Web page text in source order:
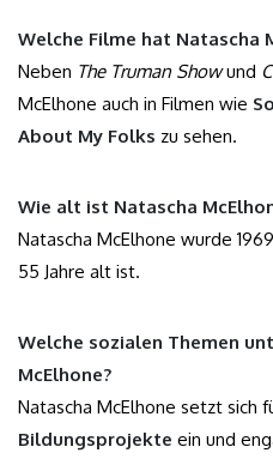
Welche Filme hat Natascha
Neben The Truman Showund
McElhone auch in Filmen wie
About My Folks zu sehen.
Wie alt ist Natascha
Natascha McElhone wurde
55 Jahre alt ist.
Welche sozialen Themen
McElhone?
Natascha McElhone setzt sich
Bildungsprojekte ein und